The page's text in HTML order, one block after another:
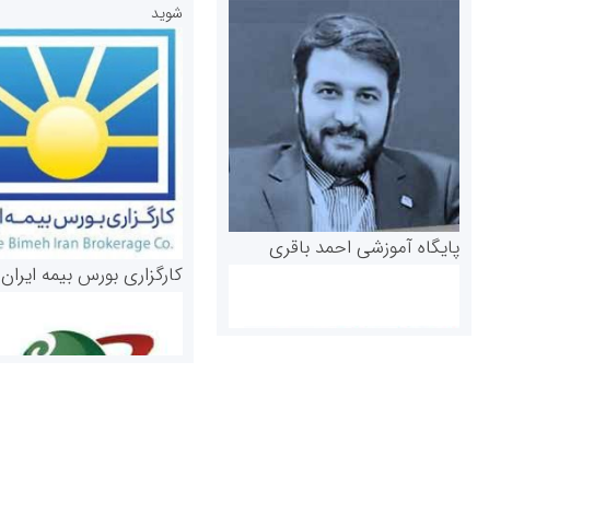
پایگاه آموزشی احمد باقری
شوید
کارگزاری بورس بیمه ایران